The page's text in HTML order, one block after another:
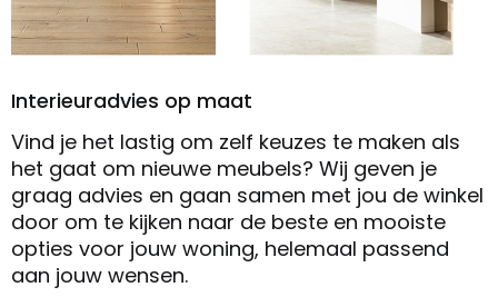
Interieuradvies op maat
Vind je het lastig om zelf keuzes te maken als
het gaat om nieuwe meubels? Wij geven je
graag advies en gaan samen met jou de winkel
door om te kijken naar de beste en mooiste
opties voor jouw woning, helemaal passend
aan jouw wensen.